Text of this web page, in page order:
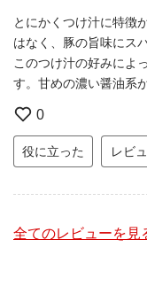
とにかくつけ汁に特徴
はなく、豚の旨味にス
このつけ汁の好みによ
す。甘めの濃い醤油系
0
役に立った レビ
全てのレビューを見